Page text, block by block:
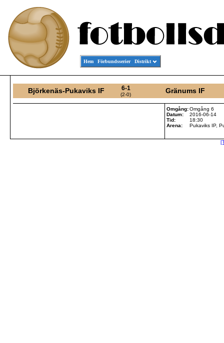
Hem Förbundsserier Distrikt
Björkenäs-Pukaviks IF 6-1
(2-0) Gränums IF
Omgång:Omgång 6
Datum:
2016-06-14
Tid:
18:30
Arena:
Pukaviks IP,